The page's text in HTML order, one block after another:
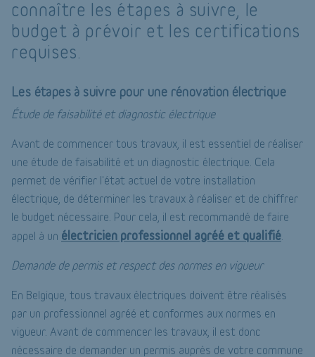
connaître les étapes à suivre, le
budget à prévoir et les certifications
requises.
Les étapes à suivre pour une rénovation électrique
Étude de faisabilité et diagnostic électrique
Avant de commencer tous travaux, il est essentiel de réaliser
une étude de faisabilité et un diagnostic électrique. Cela
permet de vérifier l'état actuel de votre installation
électrique, de déterminer les travaux à réaliser et de chiffrer
le budget nécessaire. Pour cela, il est recommandé de faire
appel à un électricien professionnel agréé et qualifié
Demande de permis et respect des normes en vigueur
En Belgique, tous travaux électriques doivent être réalisés
par un professionnel agréé et conformes aux normes en
vigueur. Avant de commencer les travaux, il est donc
nécessaire de demander un permis auprès de votre commune